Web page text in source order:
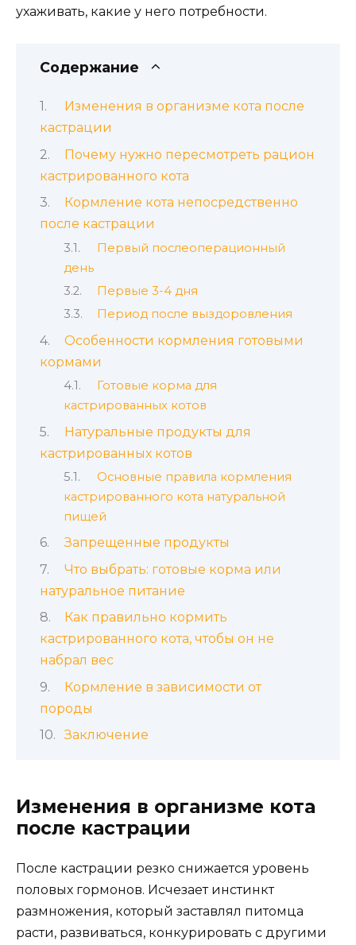
ухаживать, какие у него потребности.
Содержание
Изменения в организме кота после
кастрации
Почему нужно пересмотреть рацион
кастрированного кота
Кормление кота непосредственно
после кастрации
Первый послеоперационный
день
Первые 3-4 дня
Период после выздоровления
Особенности кормления готовыми
кормами
Готовые корма для
кастрированных котов
Натуральные продукты для
кастрированных котов
Основные правила кормления
кастрированного кота натуральной
пищей
Запрещенные продукты
Что выбрать: готовые корма или
натуральное питание
Как правильно кормить
кастрированного кота, чтобы он не
набрал вес
Кормление в зависимости от
породы
Заключение
Изменения в организме кота
после кастрации
После кастрации резко снижается уровень
половых гормонов. Исчезает инстинкт
размножения, который заставлял питомца
расти, развиваться, конкурировать с другими